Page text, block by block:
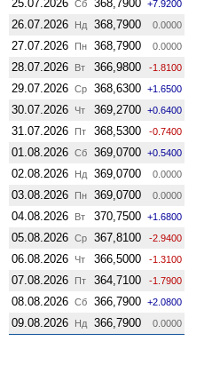
25.07.2026 Сб 368,7900 +7.9200
26.07.2026 Нд 368,7900 0.0000
27.07.2026 Пн 368,7900 0.0000
28.07.2026 Вт 366,9800 -1.8100
29.07.2026 Ср 368,6300 +1.6500
30.07.2026 Чт 369,2700 +0.6400
31.07.2026 Пт 368,5300 -0.7400
01.08.2026 Сб 369,0700 +0.5400
02.08.2026 Нд 369,0700 0.0000
03.08.2026 Пн 369,0700 0.0000
04.08.2026 Вт 370,7500 +1.6800
05.08.2026 Ср 367,8100 -2.9400
06.08.2026 Чт 366,5000 -1.3100
07.08.2026 Пт 364,7100 -1.7900
08.08.2026 Сб 366,7900 +2.0800
09.08.2026 Нд 366,7900 0.0000